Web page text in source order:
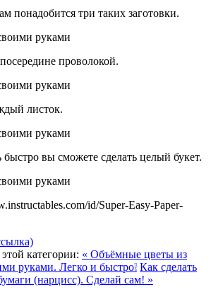
понадобится три таких заготовки.
проволокой.
листок.
вы сможете сделать целый букет.
id/Super-Easy-Paper-
категории: « Объёмные цветы из
руками. Легко и быстро❕ Как сделать
(нарцисс). Сделай сам! »